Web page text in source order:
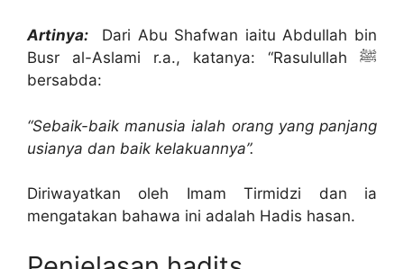
Artinya: Dari Abu Shafwan iaitu Abdullah bin
Busr al-Aslami r.a., katanya: “Rasulullah ﷺ
bersabda:
“Sebaik-baik manusia ialah orang yang panjang
usianya dan baik kelakuannya”.
Diriwayatkan oleh Imam Tirmidzi dan ia
mengatakan bahawa ini adalah Hadis hasan.